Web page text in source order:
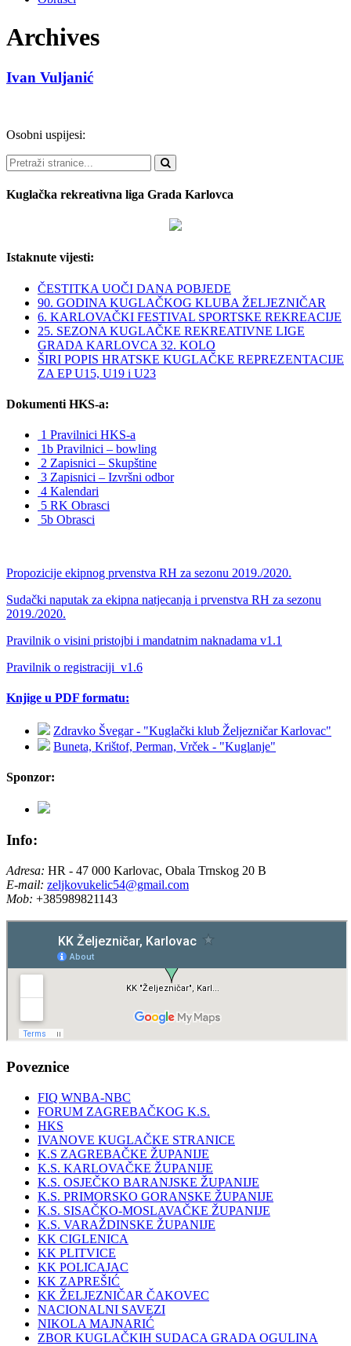
Archives
Ivan Vuljanić
Osobni uspijesi:
Pretraži
Kuglačka rekreativna liga Grada Karlovca
Istaknute vijesti:
ČESTITKA UOČI DANA POBJEDE
90. GODINA KUGLAČKOG KLUBA ŽELJEZNIČAR
6. KARLOVAČKI FESTIVAL SPORTSKE REKREACIJE
25. SEZONA KUGLAČKE REKREATIVNE LIGE
GRADA KARLOVCA 32. KOLO
ŠIRI POPIS HRATSKE KUGLAČKE REPREZENTACIJE
ZA EP U15, U19 i U23
Dokumenti HKS-a:
1 Pravilnici HKS-a
1b Pravilnici – bowling
2 Zapisnici – Skupštine
3 Zapisnici – Izvršni odbor
4 Kalendari
5 RK Obrasci
5b Obrasci
Propozicije ekipnog prvenstva RH za sezonu 2019./2020.
Sudački naputak za ekipna natjecanja i prvenstva RH za sezonu
2019./2020.
Pravilnik o visini pristojbi i mandatnim naknadama v1.1
Pravilnik o registraciji_v1.6
Knjige u PDF formatu:
Zdravko Švegar - "Kuglački klub Željezničar Karlovac"
Buneta, Krištof, Perman, Vrček - "Kuglanje"
Sponzor:
Info:
Adresa: HR - 47 000 Karlovac, Obala Trnskog 20 B
E-mail: zeljkovukelic54@gmail.com
Mob: +385989821143
Poveznice
FIQ WNBA-NBC
FORUM ZAGREBAČKOG K.S.
HKS
IVANOVE KUGLAČKE STRANICE
K.S ZAGREBAČKE ŽUPANIJE
K.S. KARLOVAČKE ŽUPANIJE
K.S. OSJEČKO BARANJSKE ŽUPANIJE
K.S. PRIMORSKO GORANSKE ŽUPANIJE
K.S. SISAČKO-MOSLAVAČKE ŽUPANIJE
K.S. VARAŽDINSKE ŽUPANIJE
KK CIGLENICA
KK PLITVICE
KK POLICAJAC
KK ZAPREŠIĆ
KK ŽELJEZNIČAR ČAKOVEC
NACIONALNI SAVEZI
NIKOLA MAJNARIĆ
ZBOR KUGLAČKIH SUDACA GRADA OGULINA